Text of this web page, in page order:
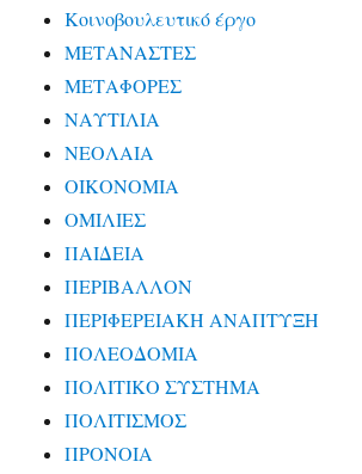
Κοινοβουλευτικό έργο
ΜΕΤΑΝΑΣΤΕΣ
ΜΕΤΑΦΟΡΕΣ
ΝΑΥΤΙΛΙΑ
ΝΕΟΛΑΙΑ
ΟΙΚΟΝΟΜΙΑ
ΟΜΙΛΙΕΣ
ΠΑΙΔΕΙΑ
ΠΕΡΙΒΑΛΛΟΝ
ΠΕΡΙΦΕΡΕΙΑΚΗ ΑΝΑΠΤΥΞΗ
ΠΟΛΕΟΔΟΜΙΑ
ΠΟΛΙΤΙΚΟ ΣΥΣΤΗΜΑ
ΠΟΛΙΤΙΣΜΟΣ
ΠΡΟΝΟΙΑ